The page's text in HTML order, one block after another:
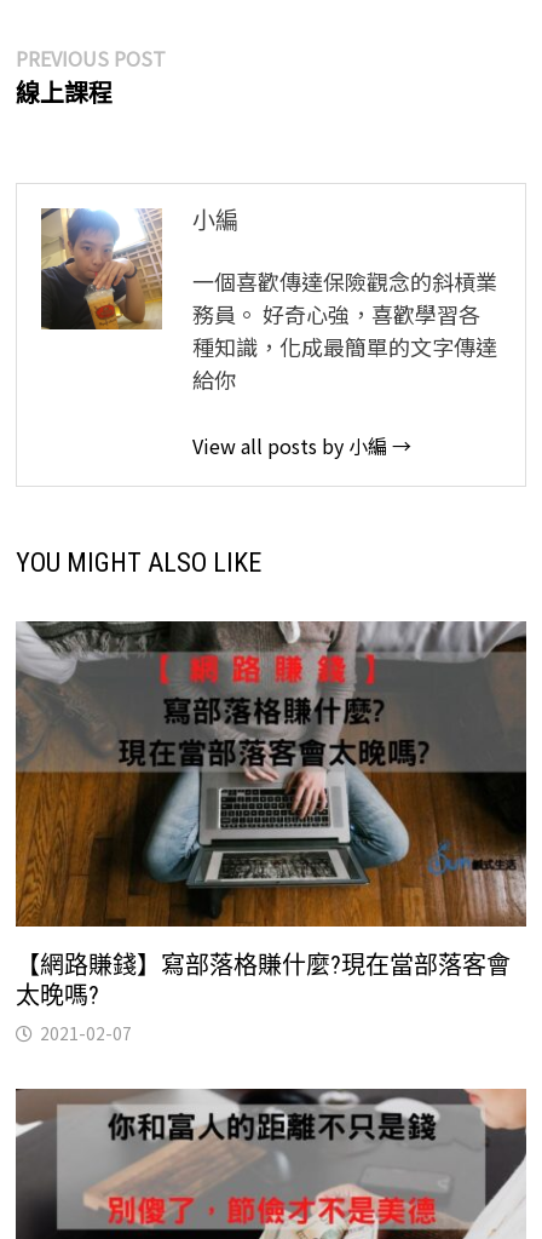
文
章
覽
PREVIOUS POSTPrevious
線上課程
小編
一個喜歡傳達保險觀念的斜槓業
務員。 好奇心強，喜歡學習各
種知識，化成最簡單的文字傳達
給你
View all posts by 小編 →
YOU MIGHT ALSO LIKE
【網路賺錢】寫部落格賺什麼?現在當部落客會
太晚嗎?
2021-02-07